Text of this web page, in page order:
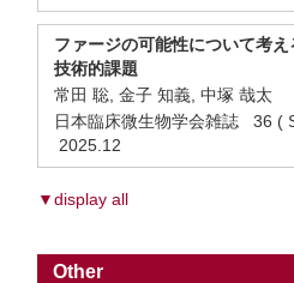
ファージの可能性について考
技術的課題
常田 聡, 金子 知義, 中塚 哉太
日本臨床微生物学会雑誌 36 (
2025.12
▼display all
Other